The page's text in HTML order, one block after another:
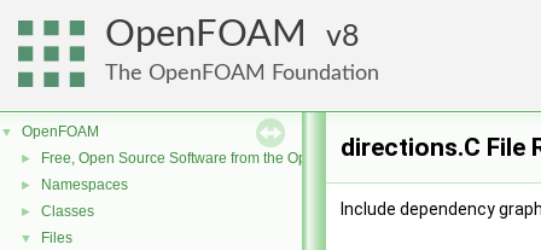
OpenFOAM 8
The OpenFOAM Foundation
▼ OpenFOAM
► Free, Open Source Software from the OpenFOAM Foundation
► Namespaces
► Classes
▼ Files
directions.C File
Include dependency